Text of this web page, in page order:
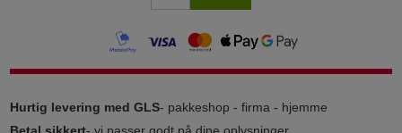
Hurtig levering med GLS- pakkeshop - firma - hjemme
Betal sikkert- vi passer godt på dine oplysninger